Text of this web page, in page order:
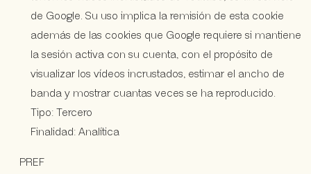
de Google. Su uso implica la remisión de esta cookie
además de las cookies que Google requiere si mantiene
la sesión activa con su cuenta, con el propósito de
visualizar los vídeos incrustados, estimar el ancho de
banda y mostrar cuantas veces se ha reproducido.
Tipo: Tercero
Finalidad: Analítica
PREF